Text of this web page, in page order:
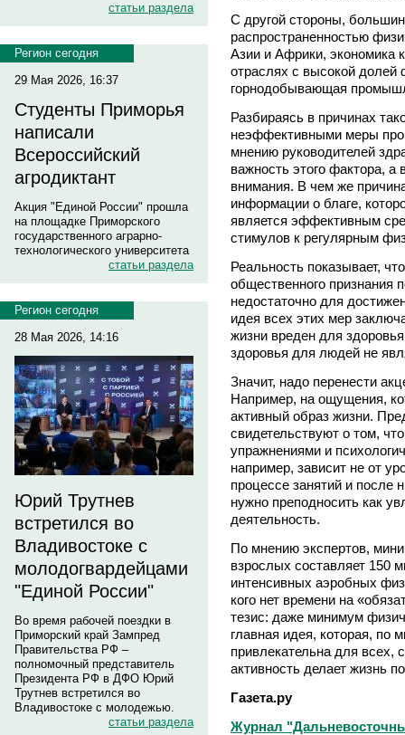
статьи раздела
Регион сегодня
29 Мая 2026, 16:37
Студенты Приморья
написали
Всероссийский
агродиктант
Акция "Единой России" прошла
на площадке Приморского
государственного аграрно-
технологического университета
статьи раздела
Регион сегодня
28 Мая 2026, 14:16
Юрий Трутнев
встретился во
Владивостоке с
молодогвардейцами
"Единой России"
Во время рабочей поездки в
Приморский край Зампред
Правительства РФ –
полномочный представитель
Президента РФ в ДФО Юрий
Трутнев встретился во
Владивостоке с молодежью.
статьи раздела
С другой стороны,
распространенностью
Азии и Африки, экономика
отраслях с высокой долей
горнодобывающая
Разбираясь в причинах
неэффективными меры
мнению руководителей
важность этого фактора, а
внимания. В чем же
информации о благе,
является эффективным
стимулов к регулярным
Реальность показывает,
общественного признания
недостаточно для
идея всех этих мер
жизни вреден для
здоровья для людей не
Значит, надо перенести
Например, на ощущения,
активный образ жизни.
свидетельствуют о том,
упражнениями и
например, зависит не от
процессе занятий и после
нужно преподносить как
деятельность.
По мнению экспертов,
взрослых составляет 150
интенсивных аэробных
кого нет времени на
тезис: даже минимум
главная идея, которая, по
привлекательна для всех,
активность делает жизнь
Газета.ру
Журнал